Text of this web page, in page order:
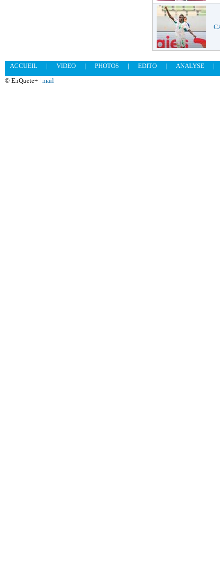
ACCUEIL | VIDEO | PHOTOS | EDITO | ANALYSE
|
© EnQuete+ | mail